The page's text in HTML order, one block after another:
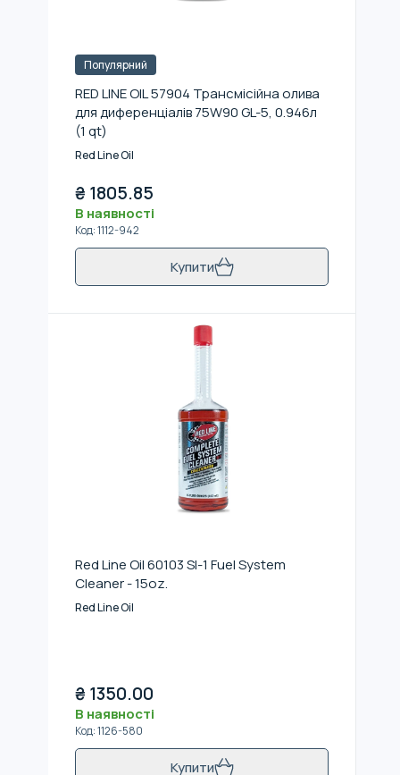
Популярний
RED LINE OIL 57904 Трансмісійна олива
для диференціалів 75W90 GL-5, 0.946л
(1 qt)
Red Line Oil
₴ 1805.85
В наявності
Код:1112-942
Купити
Red Line Oil 60103 SI-1 Fuel System
Cleaner - 15oz.
Red Line Oil
₴ 1350.00
В наявності
Код:1126-580
Купити